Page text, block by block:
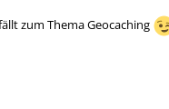
zum Thema Geocaching